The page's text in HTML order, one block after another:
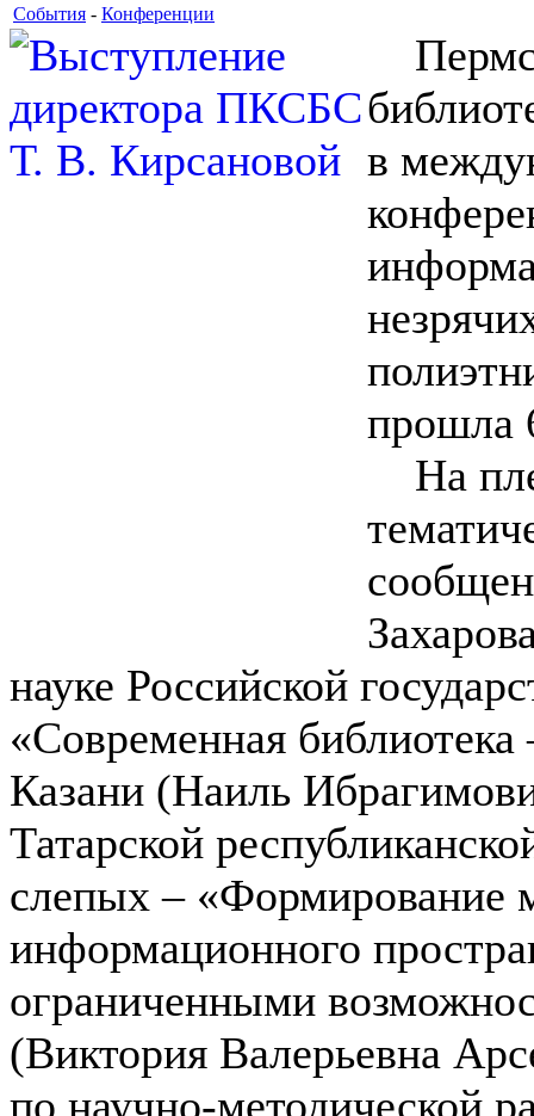
События - Конференции
в
прошла
На
науке Российской
«Современная
Казани (Наиль
Татарской
слепых – «Формирование
информационного
ограниченными
(Виктория Валерьевна
по научно-методической